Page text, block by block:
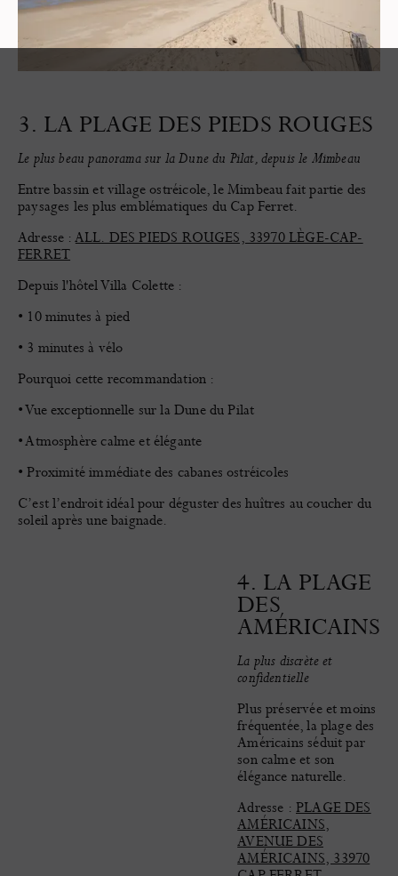
3. LA PLAGE DES PIEDS ROUGES
Le plus beau panorama sur la Dune du Pilat, depuis le Mimbeau
Entre bassin et village ostréicole, le Mimbeau fait partie des
paysages les plus emblématiques du Cap Ferret.
Adresse :ALL. DES PIEDS ROUGES, 33970 LÈGE-CAP-
FERRET
Depuis l'hôtel Villa Colette :
• 10 minutes à pied
• 3 minutes à vélo
Pourquoi cette recommandation :
• Vue exceptionnelle sur la Dune du Pilat
• Atmosphère calme et élégante
• Proximité immédiate des cabanes ostréicoles
C’est l’endroit idéal pour déguster des huîtres au coucher du
soleil après une baignade.
4. LA PLAGE
DES
AMÉRICAINS
La plus discrète et
confidentielle
Plus préservée et moins
fréquentée, la plage des
Américains séduit par
son calme et son
élégance naturelle.
Adresse : PLAGE DES
AMÉRICAINS,
AVENUE DES
AMÉRICAINS, 33970